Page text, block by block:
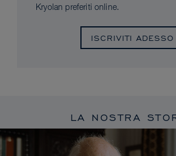
Kryolan preferiti online.
ISCRIVITI ADESSO
LA NOSTRA